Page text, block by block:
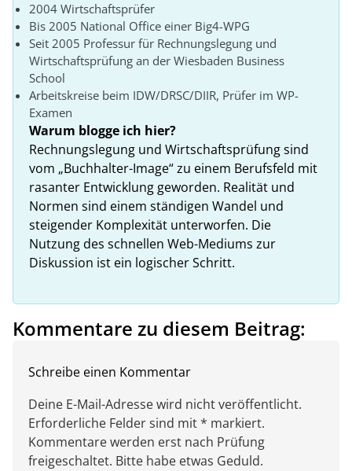
2004 Wirtschaftsprüfer
Bis 2005 National Office einer Big4-WPG
Seit 2005 Professur für Rechnungslegung und
Wirtschaftsprüfung an der Wiesbaden Business
School
Arbeitskreise beim IDW/DRSC/DIIR, Prüfer im WP-
Examen
Warum blogge ich hier?
Rechnungslegung und Wirtschaftsprüfung sind
vom „Buchhalter-Image“ zu einem Berufsfeld mit
rasanter Entwicklung geworden. Realität und
Normen sind einem ständigen Wandel und
steigender Komplexität unterworfen. Die
Nutzung des schnellen Web-Mediums zur
Diskussion ist ein logischer Schritt.
Kommentare zu diesem Beitrag:
Schreibe einen Kommentar
Deine E-Mail-Adresse wird nicht veröffentlicht.
Erforderliche Felder sind mit * markiert.
Kommentare werden erst nach Prüfung
freigeschaltet. Bitte habe etwas Geduld.